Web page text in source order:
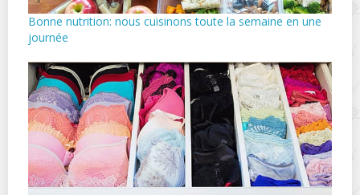
Bonne nutrition: nous cuisinons toute la semaine en une
journée